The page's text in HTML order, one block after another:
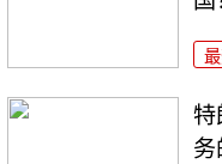
特
务